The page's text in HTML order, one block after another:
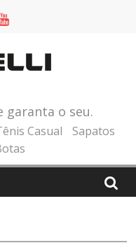
garanta o seu.
Casual
Sapatos